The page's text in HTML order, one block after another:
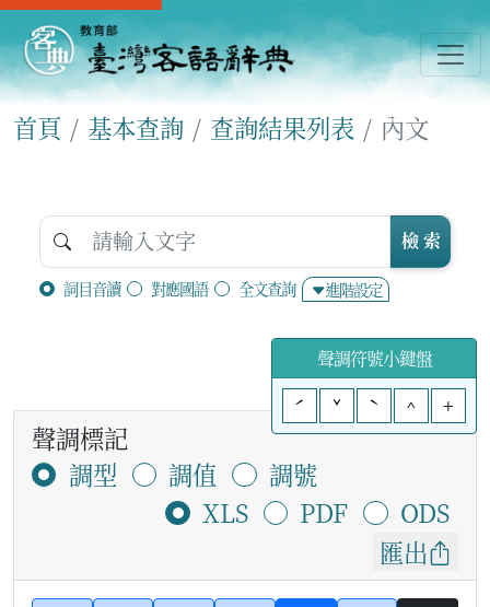
首頁 基本查詢 查詢結果列表 內文
詞目音讀 對應國語 全文查詢 進階設定
檢 索
聲調符號小鍵盤
ˊ
ˇ ˋ ^ +
聲調標記
調型
調值
調號
XLS
PDF
ODS
匯出